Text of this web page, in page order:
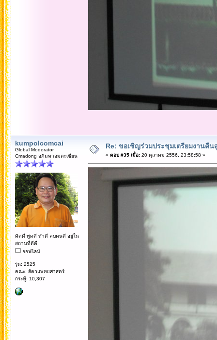
kumpolcomcai
Global Moderator
Cmadong อภิมหาอมตะเซียน
คิดดี พูดดี ทำดี คบคนดี อยู่ใน
สถานที่ดีดี
ออฟไลน์
รุ่น: 2525
คณะ: สัตวแพทยศาสตร์
กระทู้: 10,307
Re: ขอเชิญร่วมประชุมเตรียมงานคืน
« ตอบ #35 เมื่อ:20 ตุลาคม 2556, 23:58:58 »